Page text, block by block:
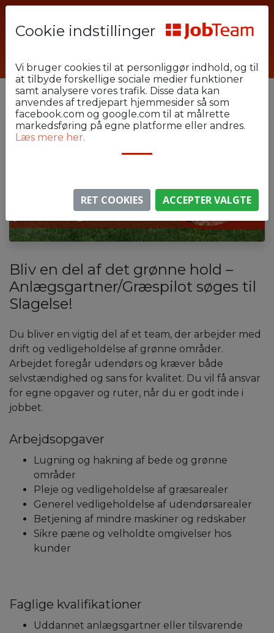
Bliv en del af det grønne hold –
Anlægsgartner/Græspilot søges til
Slagelse!
Du bliver en vigtig del af et team, der arbejder med
drift og vedligeholdelse af grønne områder.
Arbejdet foregår udendørs og kræver både
selvstændighed og sans for kvalitet. Du vil få ansvar
for egne opgaver og ruter, når du er godt inde i
jobbet.
Arbejdsopgaver
Lugning og hakning af bede og grønne
områder
Pleje og vedligeholdelse af græsarealer
Generel vedligeholdelse af udendørsarealer
Betjening af mindre maskiner og redskaber
Sikre pæne og velholdte omgivelser hos
kunder
Faglige kvalifikationer
Uddannet anlægsgartner eller tilsvarende
Cookie indstillinger
Vi bruger cookies til at personliggør indhold, og til
at tilbyde forskellige sociale medier funktioner
samt analysere vores trafik. Disse data kan
anvendes af tredjepart hjemmesider så som
facebook.com og google.com til at målrette
markedsføring på egne platforme eller andres.
Læs mere her.
RET COOKIES ACCEPTER VALGTE